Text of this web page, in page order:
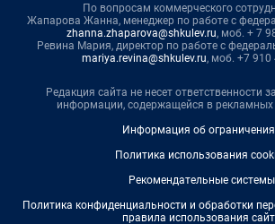
По вопросам коммерческого
Жапарова Жанна, менеджер по работе с
zhanna.zhaparova@shkulev.ru, моб. + 7
Ревина Мария, директор по работе с
mariya.revina@shkulev.ru, моб. +7 910
Редакция сайта не несет ответственности
информации, содержащейся в рекламных
Информация об
Политика использования
Рекомендательные системы
Политика конфиденциальности и обработки
правила использования